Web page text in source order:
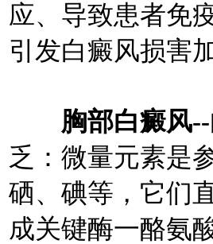
应、导致患者免
引发白癜风损害
胸部白癜风
乏：微量元素是
硒、碘等，它们
成关键酶一酪氨